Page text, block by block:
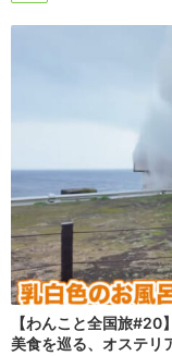
【わんこと全国旅#20
美食を巡る、オステリ